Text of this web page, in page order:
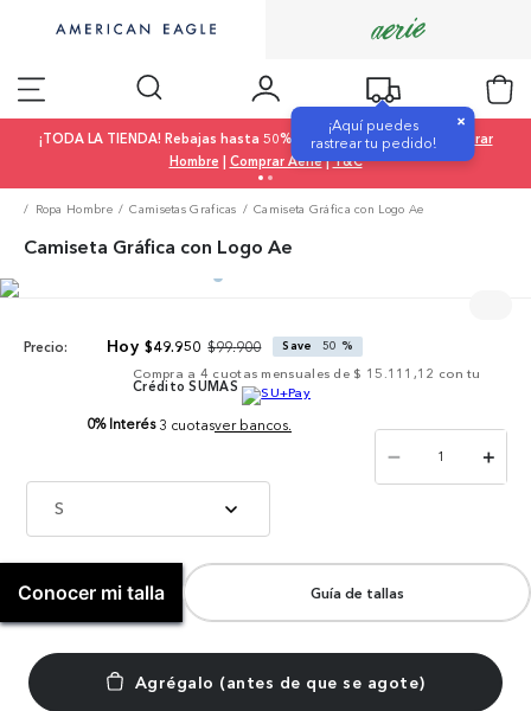
¡Aquí puedes
rastrear tu pedido!
×
¡TODA LA TIENDA! Rebajas hasta 50% OFF |Comprar Mujer|
Comprar
Hombre | Comprar Aerie|T&C
Ropa Hombre Camisetas Graficas Camiseta Gráfica con Logo Ae
Camiseta Gráfica con Logo Ae
Precio: $49.950 $99.900 Save 50 %
Compra a 4 cuotas mensuales de $ 15.111,12 con tu
Crédito SUMAS
0% Interés 3 cuotasver bancos.
S
＋
－
Conocer mi talla Guía de tallas